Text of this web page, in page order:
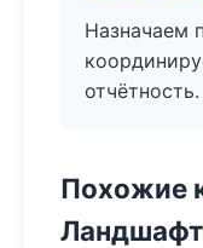
Назначаем
отчётность.
Похожие
Ландшафт